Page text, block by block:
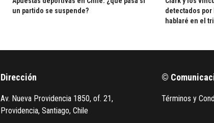
un partido se suspende?
detectados por
hablaré en el
Dirección
Av. Nueva Providencia 1850, of. 21,
Providencia, Santiago, Chile
©
Términos y